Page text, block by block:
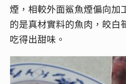
煙，相較外面鯊魚煙偏向加
的是真材實料的魚肉，皎白
吃得出甜味。